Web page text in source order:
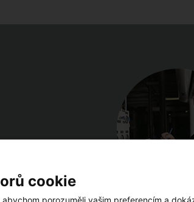
cookie
porozuměli vašim preferencím a